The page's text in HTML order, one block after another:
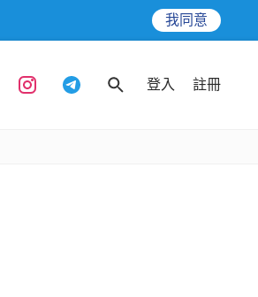
我同意
登入 註冊